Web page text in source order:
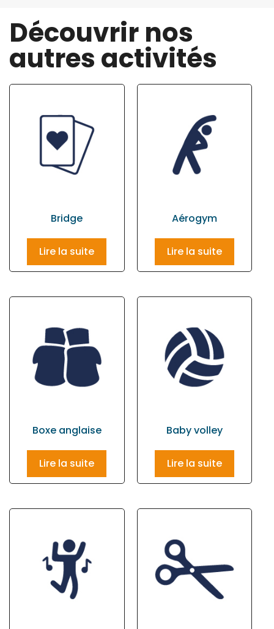
Découvrir nos
autres activités
Bridge
Lire la suite
Aérogym
Lire la suite
Boxe anglaise
Lire la suite
Baby volley
Lire la suite